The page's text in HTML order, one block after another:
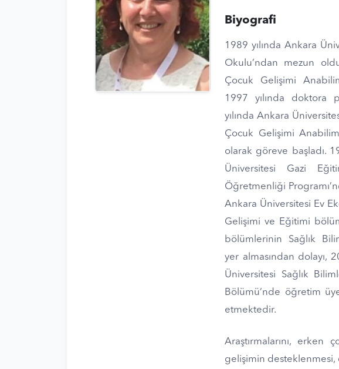
Biyografi
1989 yılında Ankara
Okulu’ndan mezun
Çocuk Gelişimi
1997 yılında doktora
yılında Ankara
Çocuk Gelişimi Anabilim
olarak göreve başladı.
Üniversitesi Gazi
Öğretmenliği
Ankara Üniversitesi Ev
Gelişimi ve Eğitimi
bölümlerinin Sağlık
yer almasından dolayı,
Üniversitesi Sağlık
Bölümü’nde öğretim
etmektedir.
Araştırmalarını, erken
gelişimin